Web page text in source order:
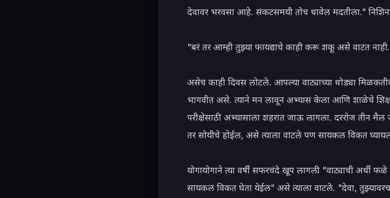
देवावर भरवसा आहे. संकटसमयी तोच धावेल मदतीला."
"बरं तर आम्ही तुझ्या फायद्याचे काही करू शकू असे वाटत
असेच काही दिवस लोटले. आपल्या वाट्याच्या थोड्या
भागवीत असे. त्याने मन लावून अभ्यास केला आणि शाळेचे
परीक्षेसाठी अभ्यासाला शहरात जाऊ लागला. दररोज तीन
तर सोयीचे होईल, असे त्याला वाटले पण सायकल विकत
योगायोगाने त्या वर्षी सफरचंदे खूप लागली. "वाट्याची अर्धी फळे
सायकल विकत घेता येईल" असे त्याला वाटले. "देवा,